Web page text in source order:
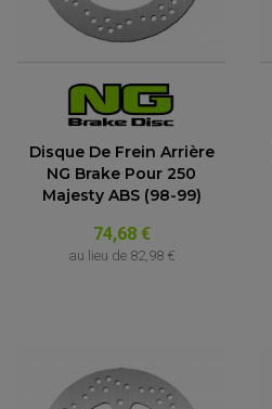
Disque De Frein Arrière
NG Brake Pour 250
Majesty ABS (98-99)
74,68 €
au lieu de 82,98 €